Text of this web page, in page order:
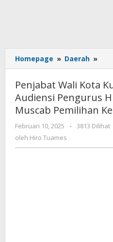
Homepage » Daerah »
Wali
Penjabat Wali Kota
Audiensi Pengurus
Muscab Pemilihan
Februari 10, 2025
oleh
-
3813 Dilihat
oleh Hiro Tuames